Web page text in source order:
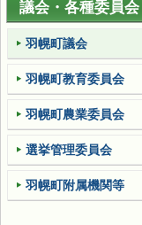
ば
す
議会・各種委員会
羽幌町議会
羽幌町教育委員会
羽幌町農業委員会
選挙管理委員会
羽幌町附属機関等